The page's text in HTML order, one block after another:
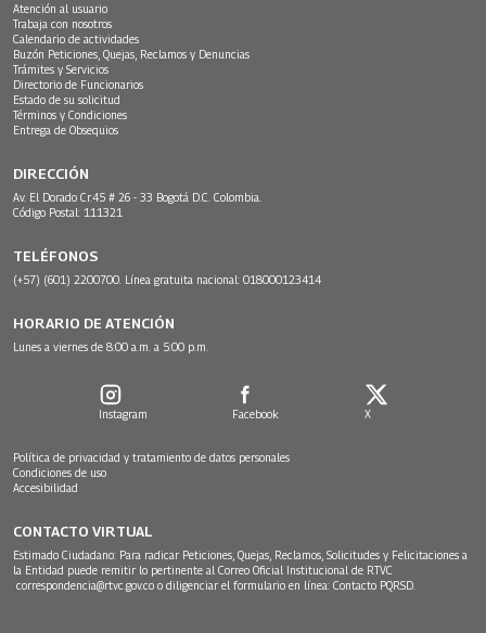
Atención al usuario
Trabaja con nosotros
Calendario de actividades
Buzón Peticiones, Quejas, Reclamos y Denuncias
Trámites y Servicios
Directorio de Funcionarios
Estado de su solicitud
Términos y Condiciones
Entrega de Obsequios
DIRECCIÓN
Av. El Dorado Cr.45 # 26 - 33 Bogotá D.C. Colombia.
Código Postal: 111321
TELÉFONOS
(+57) (601) 2200700. Línea gratuita nacional: 018000123414
HORARIO DE ATENCIÓN
Lunes a viernes de 8:00 a.m. a 5:00 p.m.
Instagram Facebook X
Política de privacidad y tratamiento de datos personales
Condiciones de uso
Accesibilidad
CONTACTO VIRTUAL
Estimado Ciudadano: Para radicar Peticiones, Quejas, Reclamos, Solicitudes y Felicitaciones a
la Entidad puede remitir lo pertinente al Correo Oficial Institucional de RTVC
correspondencia@rtvc.gov.co o diligenciar el formulario en línea: Contacto PQRSD.